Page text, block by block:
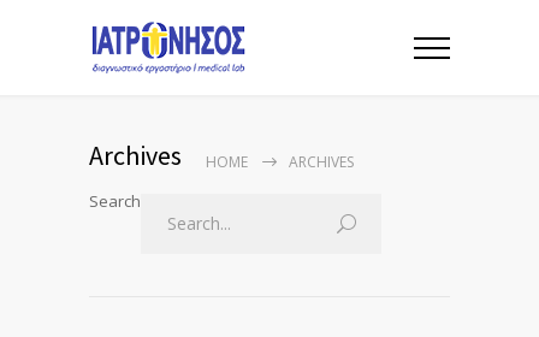
Archives HOME ARCHIVES
Search